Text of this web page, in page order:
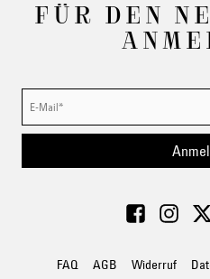
FÜR DEN
FAQ AGB Widerruf